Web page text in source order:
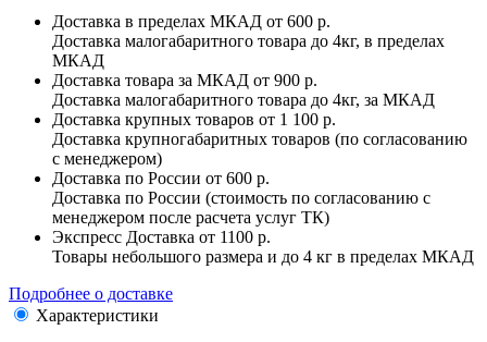
Доставка в пределах МКАД от 600 р.
Доставка малогабаритного товара до 4кг, в пределах
МКАД
Доставка товара за МКАД от 900 р.
Доставка малогабаритного товара до 4кг, за МКАД
Доставка крупных товаров от 1 100 р.
Доставка крупногабаритных товаров (по согласованию
с менеджером)
Доставка по России от 600 р.
Доставка по России (стоимость по согласованию с
менеджером после расчета услуг ТК)
Экспресс Доставка от 1100 р.
Товары небольшого размера и до 4 кг в пределах МКАД
Подробнее о доставке
Характеристики